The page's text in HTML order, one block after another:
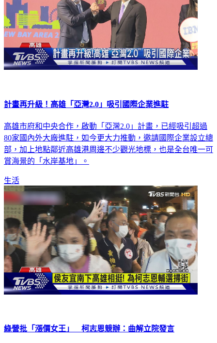
計畫再升級！高雄「亞灣2.0」吸引國際企業進駐
高雄市府和中央合作，啟動「亞灣2.0」計畫，已經吸引超過
80家國內外大廠進駐，如今更大力推動，邀請國際企業設立總
部，加上地點鄰近高雄港周邊不少觀光地標，也是全台唯一可
賞海景的「水岸基地」。
生活
綠營批「漲價女王」 柯志恩競辦：曲解立院發言